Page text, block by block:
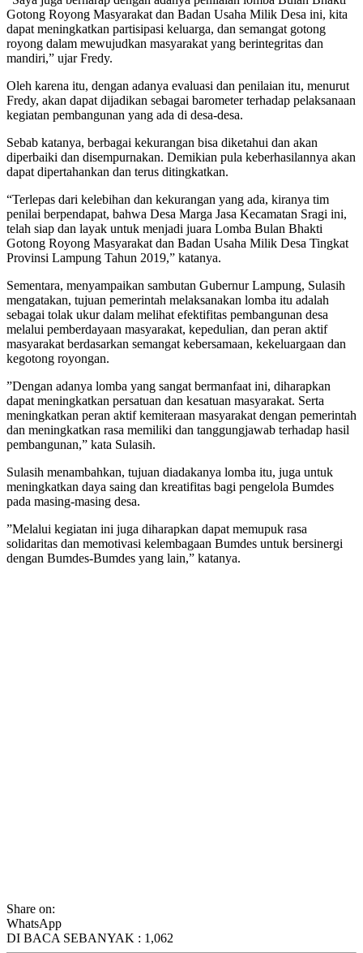
Gotong Royong Masyarakat dan Badan Usaha Milik Desa ini, kita
dapat meningkatkan partisipasi keluarga, dan semangat gotong
royong dalam mewujudkan masyarakat yang berintegritas dan
mandiri,” ujar Fredy.
Oleh karena itu, dengan adanya evaluasi dan penilaian itu, menurut
Fredy, akan dapat dijadikan sebagai barometer terhadap pelaksanaan
kegiatan pembangunan yang ada di desa-desa.
Sebab katanya, berbagai kekurangan bisa diketahui dan akan
diperbaiki dan disempurnakan. Demikian pula keberhasilannya akan
dapat dipertahankan dan terus ditingkatkan.
“Terlepas dari kelebihan dan kekurangan yang ada, kiranya tim
penilai berpendapat, bahwa Desa Marga Jasa Kecamatan Sragi ini,
telah siap dan layak untuk menjadi juara Lomba Bulan Bhakti
Gotong Royong Masyarakat dan Badan Usaha Milik Desa Tingkat
Provinsi Lampung Tahun 2019,” katanya.
Sementara, menyampaikan sambutan Gubernur Lampung, Sulasih
mengatakan, tujuan pemerintah melaksanakan lomba itu adalah
sebagai tolak ukur dalam melihat efektifitas pembangunan desa
melalui pemberdayaan masyarakat, kepedulian, dan peran aktif
masyarakat berdasarkan semangat kebersamaan, kekeluargaan dan
kegotong royongan.
”Dengan adanya lomba yang sangat bermanfaat ini, diharapkan
dapat meningkatkan persatuan dan kesatuan masyarakat. Serta
meningkatkan peran aktif kemiteraan masyarakat dengan pemerintah
dan meningkatkan rasa memiliki dan tanggungjawab terhadap hasil
pembangunan,” kata Sulasih.
Sulasih menambahkan, tujuan diadakanya lomba itu, juga untuk
meningkatkan daya saing dan kreatifitas bagi pengelola Bumdes
pada masing-masing desa.
”Melalui kegiatan ini juga diharapkan dapat memupuk rasa
solidaritas dan memotivasi kelembagaan Bumdes untuk bersinergi
dengan Bumdes-Bumdes yang lain,” katanya.
Share on:
WhatsApp
DI BACA SEBANYAK : 1,062